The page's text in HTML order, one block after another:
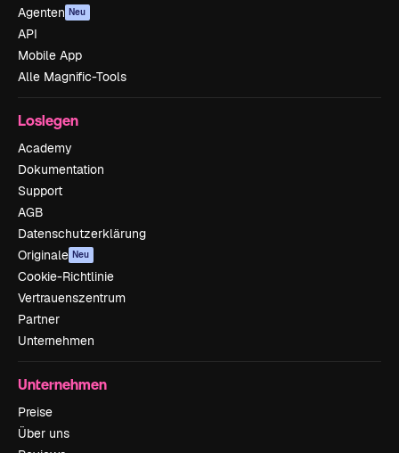
Agenten Neu
API
Mobile App
Alle Magnific-Tools
Loslegen
Academy
Dokumentation
Support
AGB
Datenschutzerklärung
Originale Neu
Cookie-Richtlinie
Vertrauenszentrum
Partner
Unternehmen
Unternehmen
Preise
Über uns